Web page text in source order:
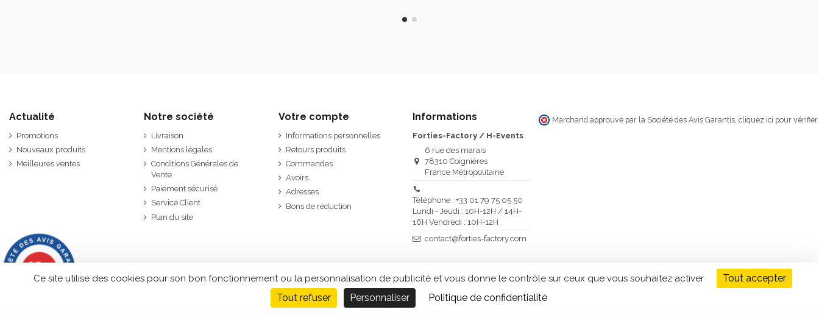
Actualité
Promotions
Nouveaux produits
Meilleures ventes
Notre société
Livraison
Mentions légales
Conditions Générales de
Vente
Paiement sécurisé
Service Client
Plan du site
Votre compte
Informations personnelles
Retours produits
Commandes
Avoirs
Adresses
Bons de réduction
Informations
Forties-Factory / H-Events
6 rue des marais
78310 Coignières
France Métropolitaine
Téléphone : +33 01 79 75 05 50
Lundi - Jeudi : 10H-12H / 14H-
16H Vendredi : 10H-12H
contact@forties-factory.com
Marchand approuvé par la Société des Avis Garantis, cliquez ici pour vérifier.
9.7
2846 avis
Ce site utilise des cookies pour son bon fonctionnement ou la personnalisation de publicité et vous donne le contrôle sur ceux que vous souhaitez activer
Tout accepter
Tout refuser
Personnaliser Politique de confidentialité